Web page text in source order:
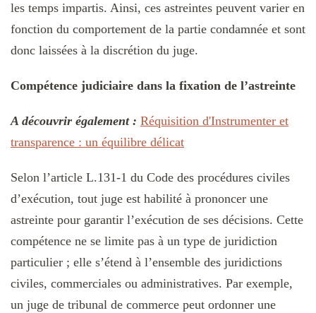
les temps impartis. Ainsi, ces astreintes peuvent varier en
fonction du comportement de la partie condamnée et sont
donc laissées à la discrétion du juge.
Compétence judiciaire dans la fixation de l’astreinte
A découvrir également : Réquisition d'Instrumenter et
transparence : un équilibre délicat
Selon l’article L.131-1 du Code des procédures civiles
d’exécution, tout juge est habilité à prononcer une
astreinte pour garantir l’exécution de ses décisions. Cette
compétence ne se limite pas à un type de juridiction
particulier ; elle s’étend à l’ensemble des juridictions
civiles, commerciales ou administratives. Par exemple,
un juge de tribunal de commerce peut ordonner une